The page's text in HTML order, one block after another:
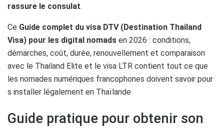
rassure le consulat.
Ce Guide complet du visa DTV (Destination Thailand
Visa) pour les digital nomads en 2026 : conditions,
démarches, coût, durée, renouvellement et comparaison
avec le Thailand Elite et le visa LTR contient tout ce que
les nomades numériques francophones doivent savoir pour
s installer légalement en Thaïlande.
Guide pratique pour obtenir son